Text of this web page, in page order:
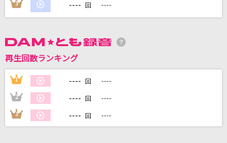
串田アキラ
アンジュルム
[生音]ボクノート
スキマスイッチ
3 ---- 回 ----
再生回数ランキング
1 ---- 回 ----
2 ---- 回 ----
3 ---- 回 ----